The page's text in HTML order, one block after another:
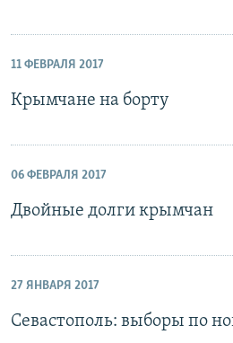
11 ФЕВРАЛЯ 2017
Крымчане на борту
06 ФЕВРАЛЯ 2017
Двойные долги крымчан
27 ЯНВАРЯ 2017
Севастополь: выборы по